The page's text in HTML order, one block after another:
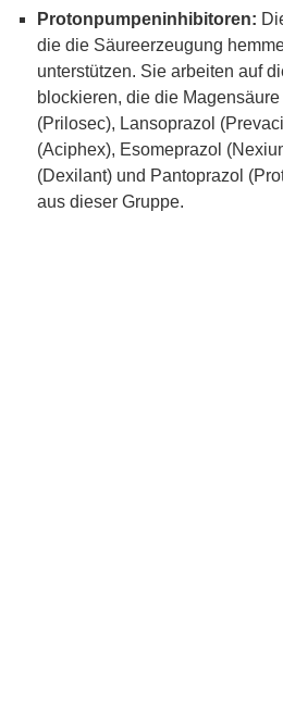
Protonpumpeninhibitoren:
die die Säureerzeugung
unterstützen. Sie arbeiten auf
blockieren, die die
(Prilosec), Lansoprazol
(Aciphex), Esomeprazol
(Dexilant) und Pantoprazol
aus dieser Gruppe.